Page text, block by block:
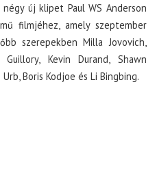
új klipet Paul WS Anderson
filmjéhez, amely szeptember
szerepekben Milla Jovovich,
Kevin Durand, Shawn
Boris Kodjoe és Li Bingbing.